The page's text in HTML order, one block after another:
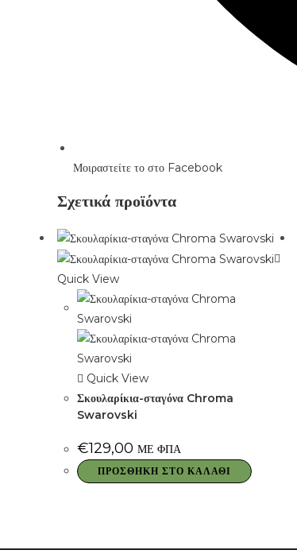
Μοιραστείτε το στο Facebook
Σχετικά προϊόντα
Quick View
Quick View
Σκουλαρίκια-σταγόνα Chroma
Swarovski
€129,00 ΜΕ ΦΠΑ
ΠΡΟΣΘΉΚΗ ΣΤΟ ΚΑΛΆΘΙ